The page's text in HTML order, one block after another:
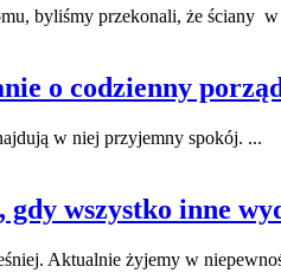
byliśmy przekonali, że ściany
o codzienny
w niej przyjemny spokój. ...
wszystko inne
Aktualnie żyjemy w